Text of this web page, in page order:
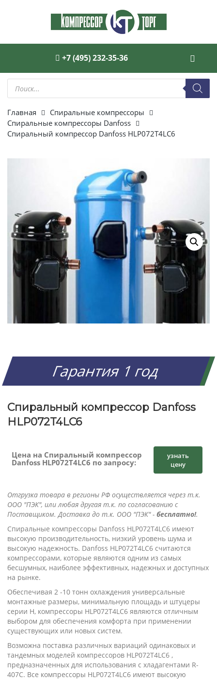
+7 (495) 232-35-36
Поиск
товаров
Главная
Спиральные компрессоры
Спиральные компрессоры Danfoss
Спиральный компрессор Danfoss HLP072T4LC6
Гарантия 1 год
Спиральный компрессор Danfoss
HLP072T4LC6
Цена на Спиральный компрессор
Danfoss HLP072T4LC6 по запросу:
узнать
цену
Отгрузка товара в регионы РФ осуществляется через т.к.
ООО "ПЭК", или любая другая т.к. по согласованию с
Поставщиком. Доставка до т.к. ООО "ПЭК" - бесплатно!.
Cпиральные компрессоры Danfoss HLP072T4LC6 имеют
высокую производительность, низкий уровень шума и
высокую надежность. Danfoss HLP072T4LC6 считаются
компрессорами, которые являются одним из самых
бесшумных, наиболее эффективных, надежных и доступных
на рынке.
Обеспечивая 2 -10 тонн охлаждения универсальные
монтажные размеры, минимальную площадь и штуцеры
серии Н, компрессоры HLP072T4LC6 являются отличным
выбором для обеспечения комфорта при применении
существующих или новых систем.
Возможна поставка различных вариаций одинаковых и
тандемных моделей компрессоров HLP072T4LC6 ,
предназначенных для использования с хладагентами R-
407C. Все компрессоры HLP072T4LC6 имеют высокую